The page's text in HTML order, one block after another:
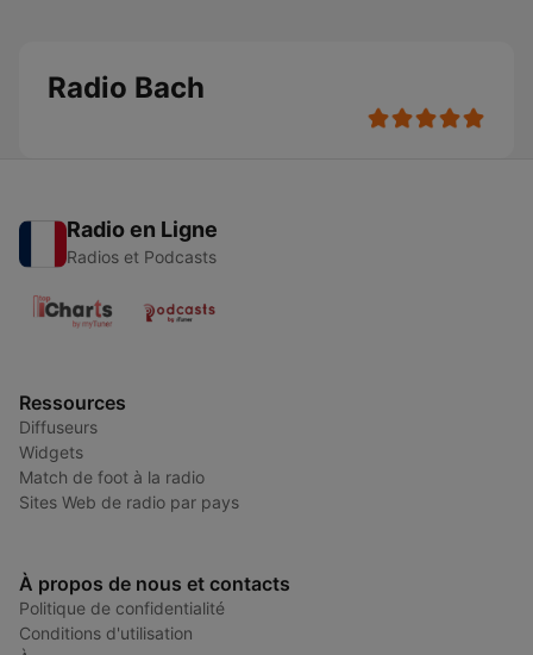
Radio Bach
Radio en Ligne
Radios et Podcasts
Ressources
Diffuseurs
Widgets
Match de foot à la radio
Sites Web de radio par pays
À propos de nous et contacts
Politique de confidentialité
Conditions d'utilisation